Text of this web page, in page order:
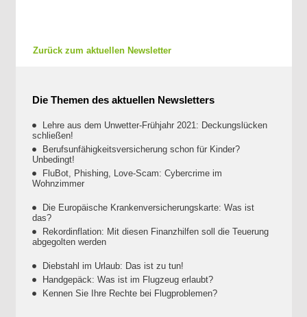
Zurück zum aktuellen Newsletter
Die Themen des aktuellen Newsletters
Lehre aus dem Unwetter-Frühjahr 2021: Deckungslücken
schließen!
Berufsunfähigkeitsversicherung schon für Kinder?
Unbedingt!
FluBot, Phishing, Love-Scam: Cybercrime im
Wohnzimmer
Die Europäische Krankenversicherungskarte: Was ist
das?
Rekordinflation: Mit diesen Finanzhilfen soll die Teuerung
abgegolten werden
Diebstahl im Urlaub: Das ist zu tun!
Handgepäck: Was ist im Flugzeug erlaubt?
Kennen Sie Ihre Rechte bei Flugproblemen?